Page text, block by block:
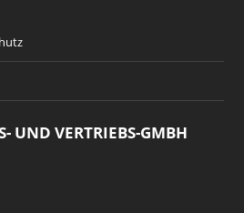
UND VERTRIEBS-GMBH